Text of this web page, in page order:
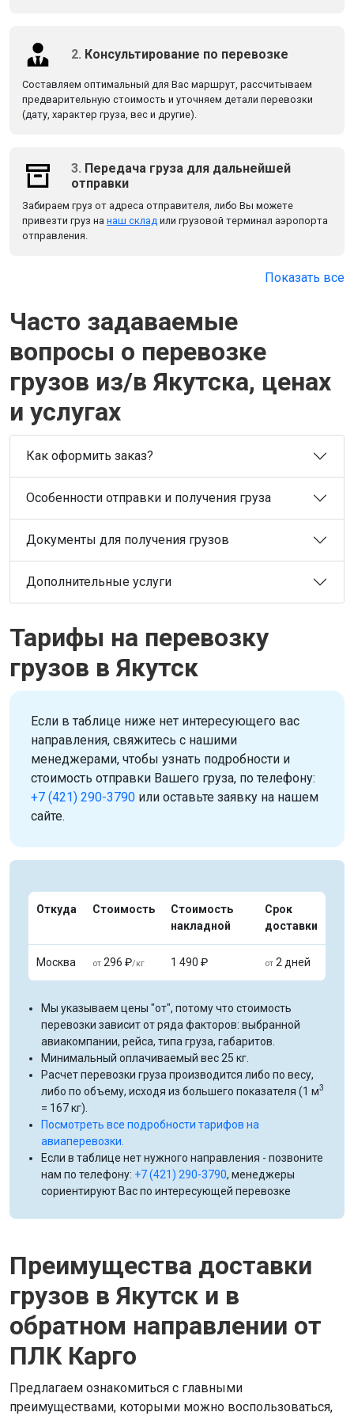
2. Консультирование по перевозке
Составляем оптимальный для Вас маршрут, рассчитываем
предварительную стоимость и уточняем детали перевозки
(дату, характер груза, вес и другие).
3. Передача груза для дальнейшей
отправки
Забираем груз от адреса отправителя, либо Вы можете
привезти груз на наш склад или грузовой терминал аэропорта
отправления.
Показать все
Часто задаваемые
вопросы о перевозке
грузов из/в Якутска, ценах
и услугах
Как оформить заказ?
Особенности отправки и получения груза
Документы для получения грузов
Дополнительные услуги
Тарифы на перевозку
грузов в Якутск
Если в таблице ниже нет интересующего вас
направления, свяжитесь с нашими
менеджерами, чтобы узнать подробности и
стоимость отправки Вашего груза, по телефону:
+7 (421) 290-3790 или оставьте заявку на нашем
сайте.
Откуда Стоимость
Стоимость
накладной
Срок
доставки
Москва от 296 ₽/кг 1 490 ₽ от 2 дней
Мы указываем цены "от", потому что стоимость
перевозки зависит от ряда факторов: выбранной
авиакомпании, рейса, типа груза, габаритов.
Минимальный оплачиваемый вес 25 кг.
Расчет перевозки груза производится либо по весу,
либо по объему, исходя из большего показателя (1 м3
= 167 кг).
Посмотреть все подробности тарифов на
авиаперевозки.
Если в таблице нет нужного направления - позвоните
нам по телефону: +7 (421) 290-3790, менеджеры
сориентируют Вас по интересующей перевозке
Преимущества доставки
грузов в Якутск и в
обратном направлении от
ПЛК Карго
Предлагаем ознакомиться с главными
преимуществами, которыми можно воспользоваться,